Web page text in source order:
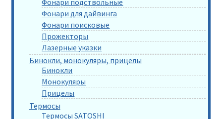
Фонари для дайвинга
Фонари поисковые
Прожекторы
Лазерные указки
Бинокли, монокуляры, прицелы
Бинокли
Монокуляры
Прицелы
Термосы
Термосы SATOSHI